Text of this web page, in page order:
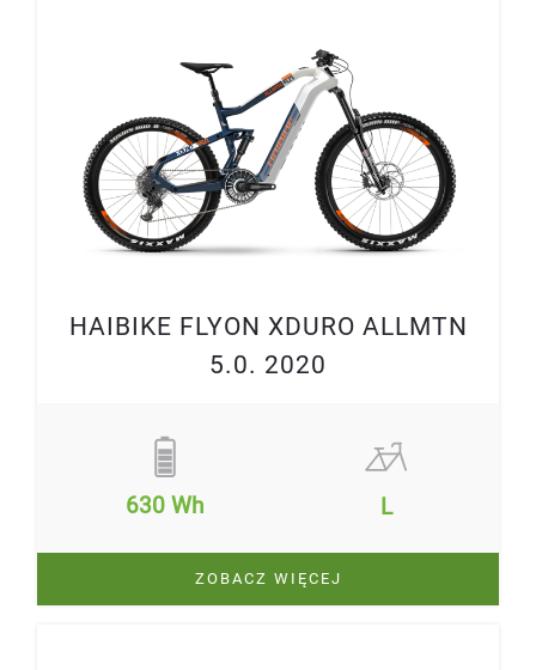
HAIBIKE FLYON XDURO ALLMTN
5.0. 2020
630 Wh L
ZOBACZ WIĘCEJ